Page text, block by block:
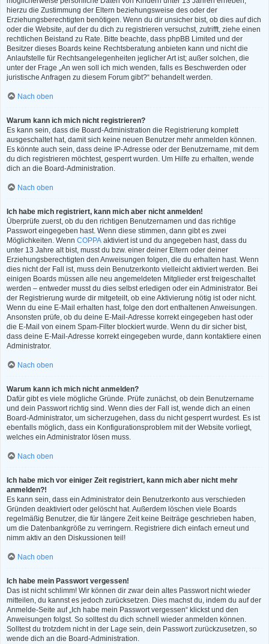
hierzu die Zustimmung der Eltern beziehungsweise des oder der
Erziehungsberechtigten benötigen. Wenn du dir unsicher bist, ob dies auf dich
oder die Website, auf der du dich zu registrieren versuchst, zutrifft, ziehe einen
rechtlichen Beistand zu Rate. Bitte beachte, dass phpBB Limited und der
Besitzer dieses Boards keine Rechtsberatung anbieten kann und nicht die
Anlaufstelle für Rechtsangelegenheiten jeglicher Art ist; außer solchen, die
unter der Frage „An wen soll ich mich wenden, falls es Beschwerden oder
juristische Anfragen zu diesem Forum gibt?“ behandelt werden.
Nach oben
Warum kann ich mich nicht registrieren?
Es kann sein, dass die Board-Administration die Registrierung komplett
ausgeschaltet hat, damit sich keine neuen Benutzer mehr anmelden können.
Es könnte auch sein, dass deine IP-Adresse oder der Benutzername, mit dem
du dich registrieren möchtest, gesperrt wurden. Um Hilfe zu erhalten, wende
dich an die Board-Administration.
Nach oben
Ich habe mich registriert, kann mich aber nicht anmelden!
Überprüfe zuerst, ob du den richtigen Benutzernamen und das richtige
Passwort eingegeben hast. Wenn diese stimmen, dann gibt es zwei
Möglichkeiten. Wenn COPPA aktiviert ist und du angegeben hast, dass du
unter 13 Jahre alt bist, musst du bzw. einer deiner Eltern oder deiner
Erziehungsberechtigten den Anweisungen folgen, die du erhalten hast. Wenn
dies nicht der Fall ist, muss dein Benutzerkonto vielleicht aktiviert werden. Bei
einigen Boards müssen alle neu angemeldeten Mitglieder erst freigeschaltet
werden – entweder musst du dies selbst erledigen oder ein Administrator. Bei
der Registrierung wurde dir mitgeteilt, ob eine Aktivierung nötig ist oder nicht.
Wenn du eine E-Mail erhalten hast, folge den dort enthaltenen Anweisungen.
Ansonsten prüfe, ob du deine E-Mail-Adresse korrekt eingegeben hast oder
die E-Mail von einem Spam-Filter blockiert wurde. Wenn du dir sicher bist,
dass deine E-Mail-Adresse korrekt eingegeben wurde, dann kontaktiere einen
Administrator.
Nach oben
Warum kann ich mich nicht anmelden?
Dafür gibt es viele mögliche Gründe. Prüfe zunächst, ob dein Benutzername
und dein Passwort richtig sind. Wenn dies der Fall ist, wende dich an einen
Board-Administrator, um sicherzugehen, dass du nicht gesperrt wurdest. Es ist
ebenfalls möglich, dass ein Konfigurationsproblem mit der Website vorliegt,
welches ein Administrator lösen muss.
Nach oben
Ich habe mich vor einiger Zeit registriert, kann mich aber nicht mehr
anmelden?!
Es kann sein, dass ein Administrator dein Benutzerkonto aus verschieden
Gründen deaktiviert oder gelöscht hat. Außerdem löschen viele Boards
regelmäßig Benutzer, die für längere Zeit keine Beiträge geschrieben haben,
um die Datenbankgröße zu verringern. Registriere dich einfach erneut und
nimm aktiv an den Diskussionen teil!
Nach oben
Ich habe mein Passwort vergessen!
Das ist nicht schlimm! Wir können dir zwar dein altes Passwort nicht wieder
mitteilen, du kannst es jedoch zurücksetzen. Dies machst du, indem du auf der
Anmelde-Seite auf „Ich habe mein Passwort vergessen“ klickst und den
Anweisungen folgst. So solltest du dich schnell wieder anmelden können.
Solltest du trotzdem nicht in der Lage sein, dein Passwort zurückzusetzen, so
wende dich an die Board-Administration.